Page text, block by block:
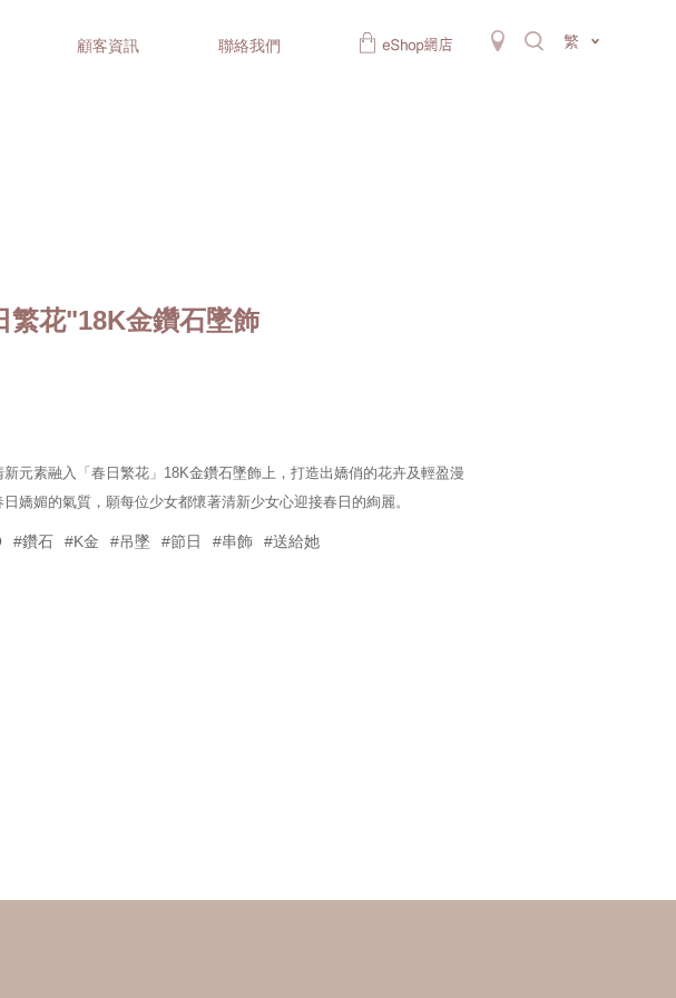
顧客資訊 聯絡我們 繁
繁花"18K金鑽石墜飾
元素融入「春日繁花」18K金鑽石墜飾上，打造出嬌俏的花卉及輕盈漫
嬌媚的氣質，願每位少女都懷著清新少女心迎接春日的絢麗。
#鑽石 #K金 #吊墜 #節日 #串飾 #送給她